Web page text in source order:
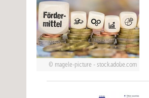
magele-picture - stock.adobe.com